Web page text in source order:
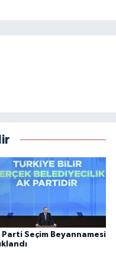
Parti Seçim Beyannamesi